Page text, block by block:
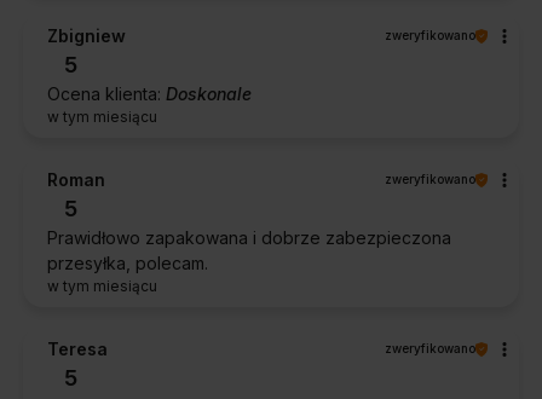
Zbigniew zweryfikowano
5
Ocena klienta: Doskonale
w tym miesiącu
Roman zweryfikowano
5
Prawidłowo zapakowana i dobrze zabezpieczona
przesyłka, polecam.
w tym miesiącu
Teresa zweryfikowano
5